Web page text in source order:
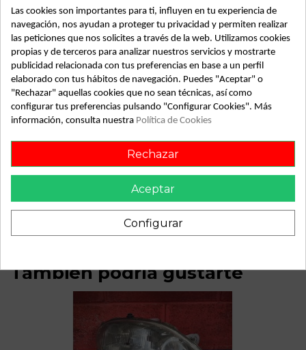
Almacén
49349
SubAlmacén
365
SubSubAlmacén
100029293
ID:
744635
Fecha disponible: 2022-04-04
Recambio de piloto trasero derecho para smart coupe
brabus | 01.03 - 12.06 brabus | 01.03 - 12.06 referencia OEM
IAM
También podría gustarte
Las cookies son importantes para ti, influyen en tu experiencia de
navegación, nos ayudan a proteger tu privacidad y permiten realizar
las peticiones que nos solicites a través de la web. Utilizamos cookies
propias y de terceros para analizar nuestros servicios y mostrarte
publicidad relacionada con tus preferencias en base a un perfil
elaborado con tus hábitos de navegación. Puedes "Aceptar" o
"Rechazar" aquellas cookies que no sean técnicas, así como
configurar tus preferencias pulsando "Configurar Cookies". Más
información, consulta nuestra Política de Cookies
Rechazar
Aceptar
Configurar